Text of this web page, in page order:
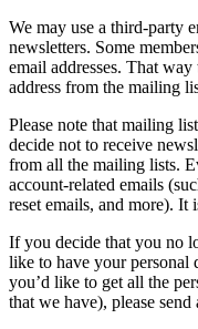
We may use a third-party
newsletters. Some
email addresses. That
address from the mailing
Please note that mailing
decide not to receive
from all the mailing lists.
account-related emails
reset emails, and more). It
If you decide that you no
like to have your personal
you’d like to get all the
that we have), please